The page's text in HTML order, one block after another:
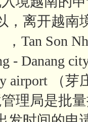
，离开越南
Tan Son
- Danang
airport （芽
理局是批